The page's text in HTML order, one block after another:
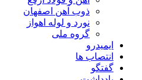
ذوب آهن اصفهان
نورد و لوله اهواز
گروه ملی
ایمیدرو
انتصاب ها
گفتگو